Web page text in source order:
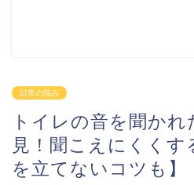
日常の悩み
トイレの音を聞か
見！聞こえにくくす
を立てないコツも】